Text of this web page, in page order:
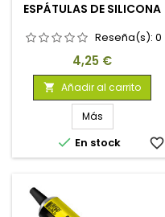
ESPÁTULAS DE SILICONA
Reseña(s): 0
Precio
4,25 €
 Añadir al carrito
Más
 En stock favorite_border